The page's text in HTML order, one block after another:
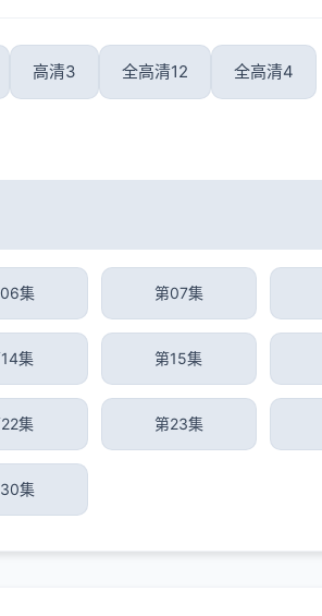
高清3 全高清12 全高清4
集 第07集
集 第15集
集 第23集
集